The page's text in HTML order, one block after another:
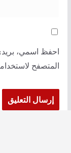
احفظ اسمي،
المتصفح